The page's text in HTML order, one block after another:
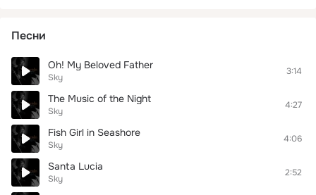
Песни
Oh! My Beloved Father
Sky
3:14
The Music of the Night
Sky
4:27
Fish Girl in Seashore
Sky
4:06
Santa Lucia
Sky
2:52